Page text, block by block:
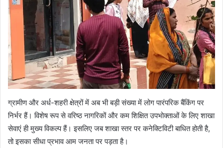
ग्रामीण और अर्ध-शहरी क्षेत्रों में अब भी बड़ी संख्या में लोग पारंपरिक बैंकिंग पर
निर्भर हैं। विशेष रूप से वरिष्ठ नागरिकों और कम शिक्षित उपभोक्ताओं के लिए शाखा
सेवाएं ही मुख्य विकल्प हैं। इसलिए जब शाखा स्तर पर कनेक्टिविटी बाधित होती है,
तो इसका सीधा प्रभाव आम जनता पर पड़ता है।